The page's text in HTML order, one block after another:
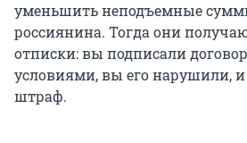
уменьшить неподъемные
россиянина. Тогда они
отписки: вы подписали
условиями, вы его нарушили, и
штраф.